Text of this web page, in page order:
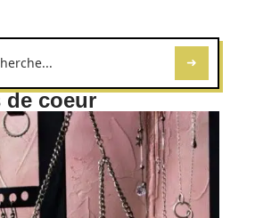
de coeur